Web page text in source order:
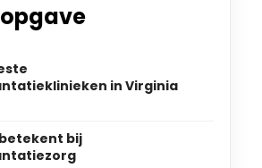
in Virginia
bij